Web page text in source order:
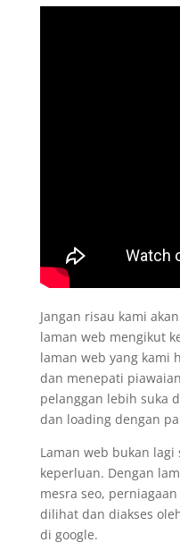
Jangan risau kami
laman web mengikut
laman web yang kami
dan menepati
pelanggan lebih suka
dan loading dengan
Laman web bukan
keperluan. Dengan
mesra seo,
dilihat dan diakses
di google.